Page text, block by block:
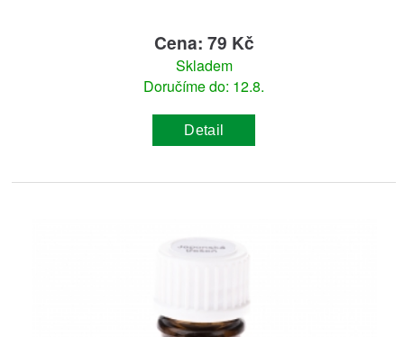
Cena: 79 Kč
Skladem
Doručíme do: 12.8.
Detail